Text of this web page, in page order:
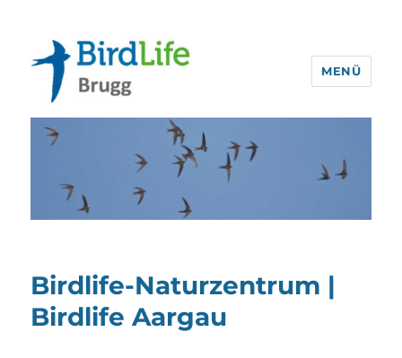
BirdLife Brugg
MENÜ
Birdlife-Naturzentrum |
Birdlife Aargau